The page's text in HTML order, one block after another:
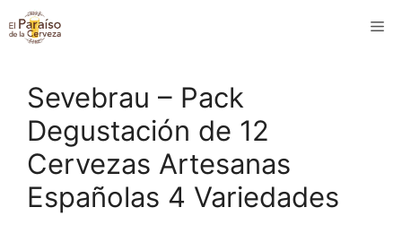
Saltar
al
Sevebrau – Pack
Degustación de 12
Cervezas Artesanas
Españolas 4 Variedades